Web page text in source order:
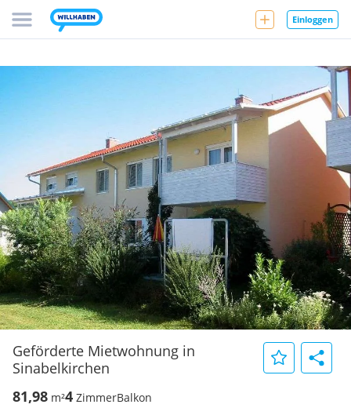
Einloggen
Geförderte Mietwohnung in
Sinabelkirchen
81,98 m²4 ZimmerBalkon